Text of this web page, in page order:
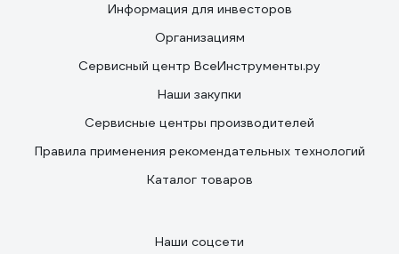
Информация для инвесторов
Организациям
Сервисный центр ВсеИнструменты.ру
Наши закупки
Сервисные центры производителей
Правила применения рекомендательных технологий
Каталог товаров
Наши соцсети